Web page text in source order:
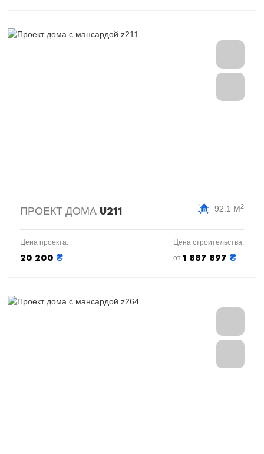
ПРОЕКТ ДОМА U211 92.1 М2
Цена проекта:
20 200 ₴
Цена строительства:
от 1 887 897 ₴